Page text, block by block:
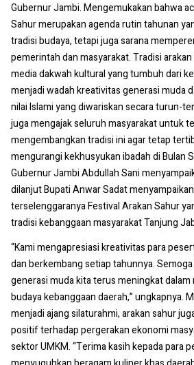
Gubernur Jambi. Mengemukakan bahwa
Sahur merupakan agenda rutin tahunan
tradisi budaya, tetapi juga sarana
pemerintah dan masyarakat. Tradisi
media dakwah kultural yang tumbuh dari
menjadi wadah kreativitas generasi muda
nilai Islami yang diwariskan secara turun-
juga mengajak seluruh masyarakat untuk
mengembangkan tradisi ini agar tetap
mengurangi kekhusyukan ibadah di Bulan
Gubernur Jambi Abdullah Sani
dilanjut Bupati Anwar Sadat
terselenggaranya Festival Arakan Sahur
tradisi kebanggaan masyarakat Tanjung
“Kami mengapresiasi kreativitas para
dan berkembang setiap tahunnya.
generasi muda kita terus meningkat
budaya kebanggaan daerah,” ungkapnya.
menjadi ajang silaturahmi, arakan sahur
positif terhadap pergerakan ekonomi
sektor UMKM. “Terima kasih kepada para